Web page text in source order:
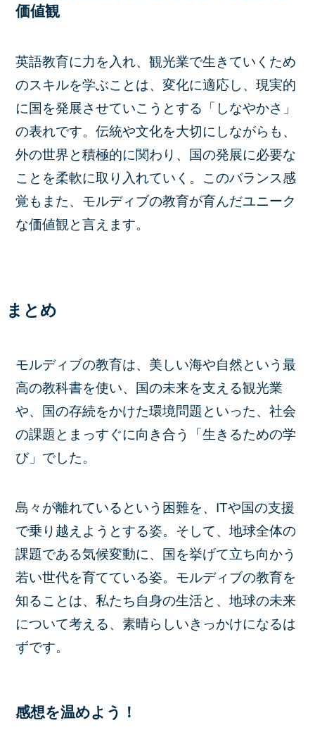
価値観
英語教育に力を入れ、観光業で生きていくため
のスキルを学ぶことは、変化に適応し、現実的
に国を発展させていこうとする「しなやかさ」
の表れです。伝統や文化を大切にしながらも、
外の世界と積極的に関わり、国の発展に必要な
ことを柔軟に取り入れていく。このバランス感
覚もまた、モルディブの教育が育んだユニーク
な価値観と言えます。
まとめ
モルディブの教育は、美しい海や自然という最
高の教科書を使い、国の未来を支える観光業
や、国の存続をかけた環境問題といった、社会
の課題とまっすぐに向き合う「生きるための学
び」でした。
島々が離れているという困難を、ITや国の支援
で乗り越えようとする姿。そして、地球全体の
課題である気候変動に、国を挙げて立ち向かう
若い世代を育てている姿。モルディブの教育を
知ることは、私たち自身の生活と、地球の未来
について考える、素晴らしいきっかけになるは
ずです。
感想を温めよう！